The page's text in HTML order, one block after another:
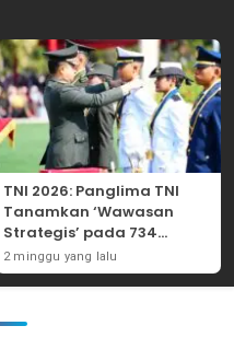
TNI 2026: Panglima TNI
Tanamkan ‘Wawasan
Strategis’ pada 734
Perwira Baru, Tekankan
Netralitas dan Integritas
2 minggu yang lalu